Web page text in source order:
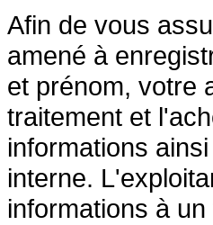
Afin de vous
amené à
et prénom, votre
traitement et
informations
interne.
informations à un